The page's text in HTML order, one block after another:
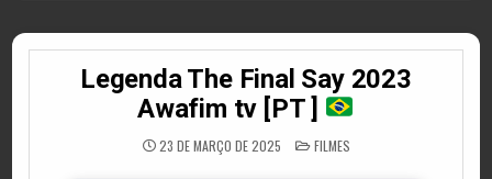
Legenda The Final Say 2023
Awafim tv [PT ]
23 DE MARÇO DE 2025 POSTED
IN
FILMES